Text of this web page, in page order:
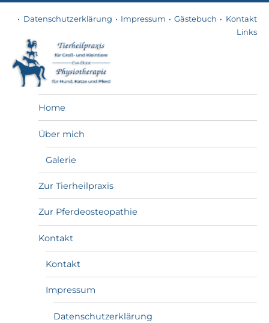
Kontakt
Gästebuch
Impressum
Datenschutzerklärung
Links
Tierheilpraxis
Home
Über mich
Galerie
Zur Tierheilpraxis
Zur Pferdeosteopathie
Kontakt
Kontakt
Impressum
Datenschutzerklärung